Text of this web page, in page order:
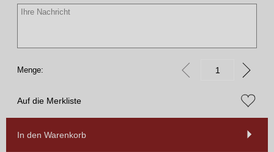
Menge:
Auf die Merkliste
In den Warenkorb